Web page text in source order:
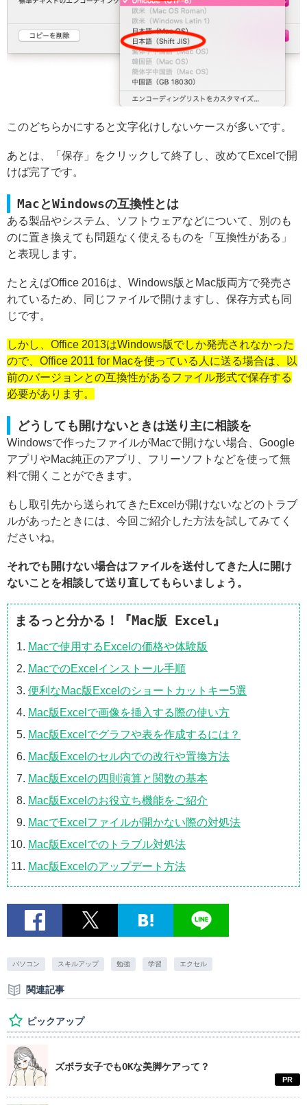
このどちらかにすると文字化けしないケースが多いです。
あとは、「保存」をクリックして終了し、改めてExcelで開
けば完了です。
MacとWindowsの互換性とは
ある製品やシステム、ソフトウェアなどについて、別のも
のに置き換えても問題なく使えるものを「互換性がある」
と表現します。
たとえばOffice 2016は、Windows版とMac版両方で発売さ
れているため、同じファイルで開けますし、保存方式も同
じです。
しかし、Office 2013はWindows版でしか発売されなかった
ので、Office 2011 for Macを使っている人に送る場合は、以
前のバージョンとの互換性があるファイル形式で保存する
必要があります。
どうしても開けないときは送り主に相談を
Windowsで作ったファイルがMacで開けない場合、Google
アプリやMac純正のアプリ、フリーソフトなどを使って無
料で開くことができます。
もし取引先から送られてきたExcelが開けないなどのトラブ
ルがあったときには、今回ご紹介した方法を試してみてく
ださいね。
それでも開けない場合はファイルを送付してきた人に開け
ないことを相談して送り直してもらいましょう。
まるっと分かる！『Mac版 Excel』
Macで使用するExcelの価格や体験版
MacでのExcelインストール手順
便利なMac版Excelのショートカットキー5選
Mac版Excelで画像を挿入する際の使い方
Mac版Excelでグラフや表を作成するには？
Mac版Excelのセル内での改行や置換方法
Mac版Excelの四則演算と関数の基本
Mac版Excelのお役立ち機能をご紹介
MacでExcelファイルが開かない際の対処法
Mac版Excelでのトラブル対処法
Mac版Excelのアップデート方法
パソコン スキルアップ 勉強 学習 エクセル
関連記事
ピックアップ
ズボラ女子でもOKな美脚ケアって？
PR